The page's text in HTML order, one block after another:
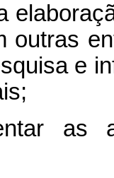
outras
e
as